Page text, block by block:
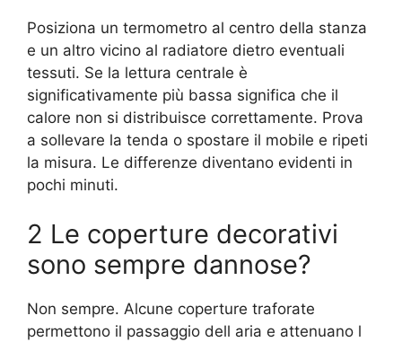
Posiziona un termometro al centro della stanza
e un altro vicino al radiatore dietro eventuali
tessuti. Se la lettura centrale è
significativamente più bassa significa che il
calore non si distribuisce correttamente. Prova
a sollevare la tenda o spostare il mobile e ripeti
la misura. Le differenze diventano evidenti in
pochi minuti.
2 Le coperture decorativi
sono sempre dannose?
Non sempre. Alcune coperture traforate
permettono il passaggio dell aria e attenuano l